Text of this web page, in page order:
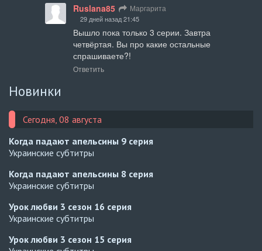
Ruslana85 Маргарита
29 дней назад 21:45
Вышло пока только 3 серии. Завтра
четвёртая. Вы про какие остальные
спрашиваете?!
Ответить
Новинки
Сегодня, 08 августа
Когда падают апельсины 9 серия
Украинские субтитры
Когда падают апельсины 8 серия
Украинские субтитры
Урок любви 3 сезон 16 серия
Украинские субтитры
Урок любви 3 сезон 15 серия